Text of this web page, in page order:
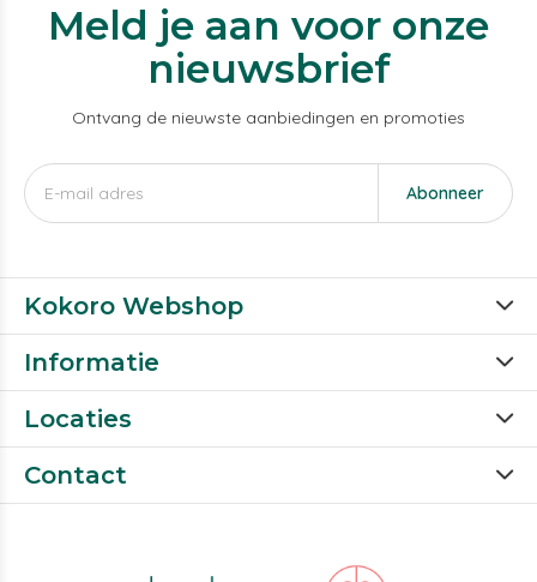
Meld je aan voor onze
nieuwsbrief
Ontvang de nieuwste aanbiedingen en promoties
Abonneer
Kokoro Webshop
Informatie
Locaties
Contact